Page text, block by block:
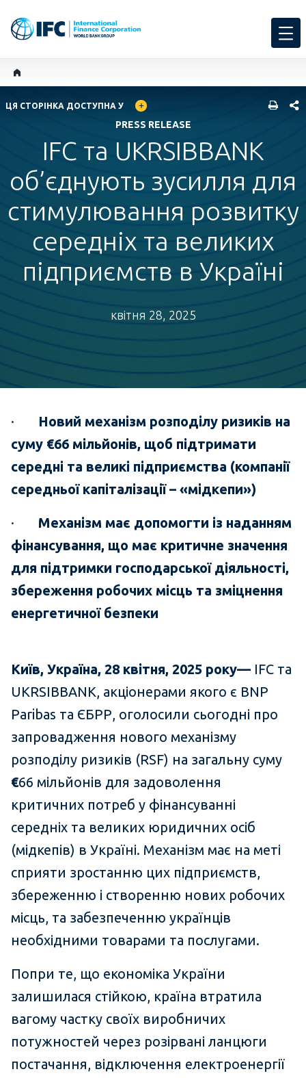
GLOBAL LANGUAGE TOGGLER
ЦЯ СТОРІНКА ДОСТУПНА У
PRESS RELEASE
IFC та UKRSIBBANK
об’єднують зусилля для
стимулювання розвитку
середніх та великих
підприємств в Україні
квітня 28, 2025
· Новий механізм розподілу ризиків на
суму €66 мільйонів, щоб підтримати
середні та великі підприємства (компанії
середньої капіталізації – «мідкепи»)
· Механізм має допомогти із наданням
фінансування, що має критичне значення
для підтримки господарської діяльності,
збереження робочих місць та зміцнення
енергетичної безпеки
Київ, Україна, 28 квітня, 2025 року— IFC та
UKRSIBBANK, акціонерами якого є BNP
Paribas та ЄБРР, оголоcили сьогодні про
запровадження нового механізму
розподілу ризиків (RSF) на загальну суму
€66 мільйонів для задоволення
критичних потреб у фінансуванні
середніх та великих юридичних осіб
(мідкепів) в Україні. Механізм має на меті
сприяти зростанню цих підприємств,
збереженню і створенню нових робочих
місць, та забезпеченню українців
необхідними товарами та послугами.
Попри те, що економіка України
залишилася стійкою, країна втратила
вагому частку своїх виробничих
потужностей через розірвані ланцюги
постачання, відключення електроенергії